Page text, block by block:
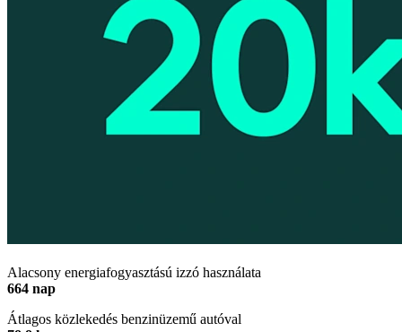
Alacsony energiafogyasztású izzó használata
664 nap
Átlagos közlekedés benzinüzemű autóval